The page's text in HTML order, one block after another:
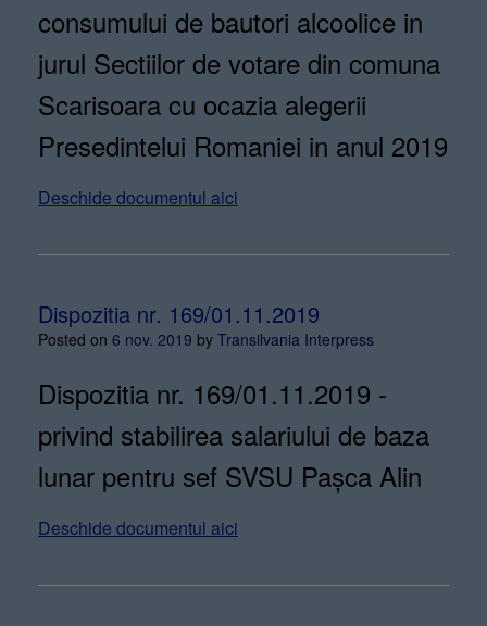
consumului de bautori alcoolice in
jurul Sectiilor de votare din comuna
Scarisoara cu ocazia alegerii
Presedintelui Romaniei in anul 2019
Deschide documentul aici
Dispozitia nr. 169/01.11.2019
Posted on 6 nov. 2019 by Transilvania Interpress
Dispozitia nr. 169/01.11.2019 -
privind stabilirea salariului de baza
lunar pentru sef SVSU Pașca Alin
Deschide documentul aici